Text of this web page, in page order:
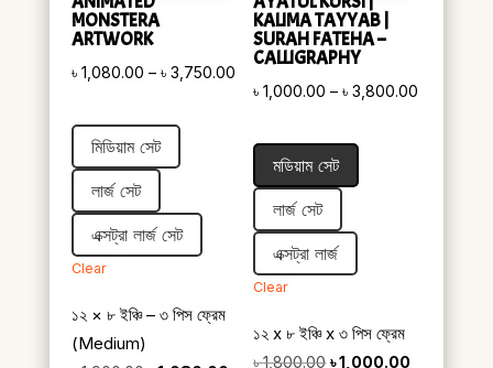
MONSTERA
ARTWORK
৳ 1,080.00 – ৳ 3,750.00Price
range:
through
৳ 3,750.00
মিডিয়াম সেট
লার্জ সেট
এক্সট্রা লার্জ সেট
Clear
১২ × ৮ ইঞ্চি – ৩ পিস ফ্রেম
(Medium)
KALIMA TAYYAB |
SURAH FATEHA –
CALLIGRAPHY
৳1,000.00 – ৳3,800.00
মডিয়াম সেট
লার্জ সেট
এক্সট্রা লার্জ
Clear
১২ x ৮ ইঞ্চি x ৩ পিস ফ্রেম
৳1,800.00 Original
৳1,000.00